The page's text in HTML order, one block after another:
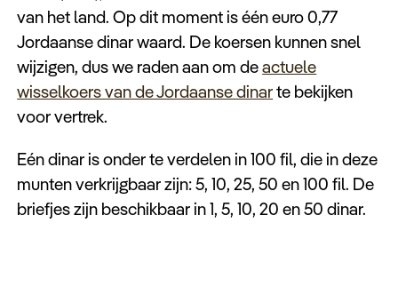
van het land. Op dit moment is één euro 0,77
Jordaanse dinar waard. De koersen kunnen snel
wijzigen, dus we raden aan om deactuele
wisselkoers van de Jordaanse dinarte bekijken
voor vertrek.
Eén dinar is onder te verdelen in 100 fil, die in deze
munten verkrijgbaar zijn: 5, 10, 25, 50 en 100 fil. De
briefjes zijn beschikbaar in 1, 5, 10, 20 en 50 dinar.